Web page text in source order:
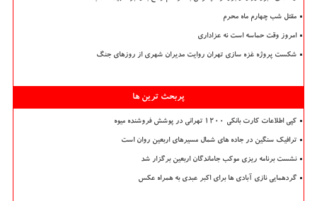
مقتل شب چهارم ماه محرم
امروز وقت حماسه است نه عزاداری
شکست پروژه غزه سازی تهران روایت مدیران شهری از روزهای جنگ
پربحث ترین ها
کپی اطلاعات کارت بانکی ۱۲۰۰ تهرانی در پوشش فروشنده میوه
ترافیک سنگین در جاده های شمال مسیرهای اربعین روان است
نشست برنامه ریزی موکب جاماندگان اربعین برگزار شد
گردهمایی نازی آبادی ها برای اکبر عبدی به همراه عکس